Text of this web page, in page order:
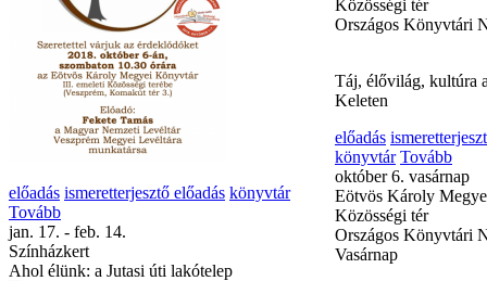
előadás ismeretterjesztő előadás könyvtár
Tovább
jan. 17. - feb. 14.
Színházkert
Ahol élünk: a Jutasi úti lakótelep
eddig ismert
előadás
október 3. csütörtök
Közösségi tér
Országos Könyvtári
Táj, élővilág, kultúra
Keleten